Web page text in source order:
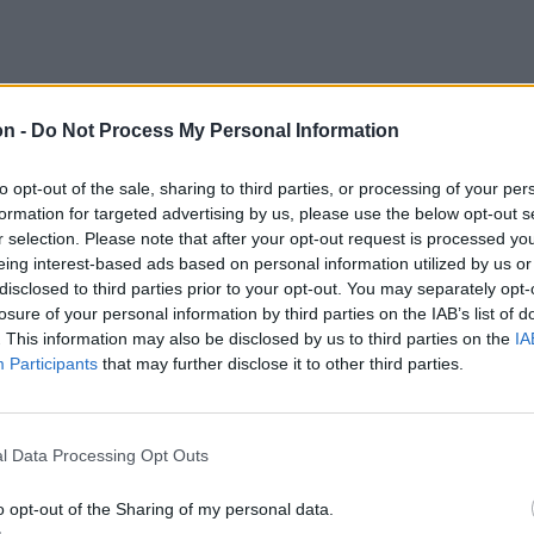
- Do Not Process My Personal Information
opt-out of the sale, sharing to third parties, or processing of your
for targeted advertising by us, please use the below opt-out
selection. Please note that after your opt-out request is processed
interest-based ads based on personal information utilized by us
to third parties prior to your opt-out. You may separately
of your personal information by third parties on the IAB’s list of
This information may also be disclosed by us to third parties on the
Participants that may further disclose it to other third parties.
Data Processing Opt Outs
opt-out of the Sharing of my personal data.
katonai jelenlét csökkentése azzal
kelet-európai NATO-tagállam védelmi
és fél évvel ezelőtt, Ukrajna orosz
.
az ukrajnai frontot – ez
nap mint nap láthatunk.
értek el, miközben Ukrajna saját
és lakosságával, a szövetségesei pedig
jelentette ki a védelmi miniszter.